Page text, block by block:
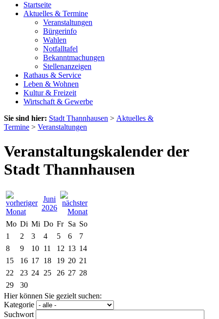
Startseite
Aktuelles & Termine
Veranstaltungen
Bürgerinfo
Wahlen
Notfalltafel
Bekanntmachungen
Stellenanzeigen
Rathaus & Service
Leben & Wohnen
Kultur & Freizeit
Wirtschaft & Gewerbe
Sie sind hier: Stadt Thannhausen > Aktuelles &
Termine > Veranstaltungen
Veranstaltungskalender der
Stadt Thannhausen
Juni
2026
Mo Di Mi Do Fr Sa So
1
2 3 4 5 6
7
8
9 10 11 12 13 14
15
16 17 18 19 20 21
22
23 24 25 26 27 28
29
30
Hier können Sie gezielt suchen:
Kategorie
Suchwort